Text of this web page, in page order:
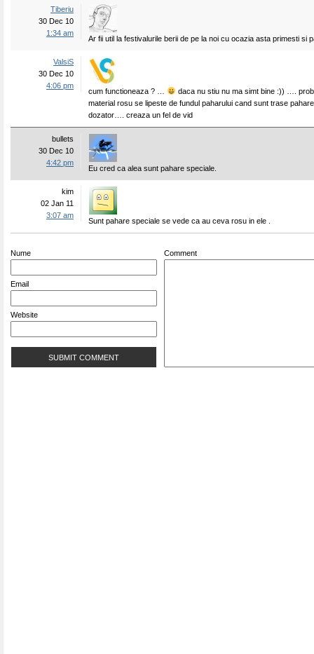
Tiberiu
30 Dec 10
1:34 am
Ar fii util la festivalurile berii de pe la noi cu ocazia asta primesti si
ValsiS
30 Dec 10
4:06 pm
cum functioneaza ? …
daca nu stiu nu ma simt bine :)) ….
material rosu se lipeste de fundul paharului cand sunt trase
dozator…. creaza un fel de vid
bullets
30 Dec 10
4:42 pm
Eu cred ca alea sunt pahare speciale.
kim
02 Jan 11
3:07 am
Sunt pahare speciale se vede ca au ceva rosu in ele .
Nume
Email
Website
Comment